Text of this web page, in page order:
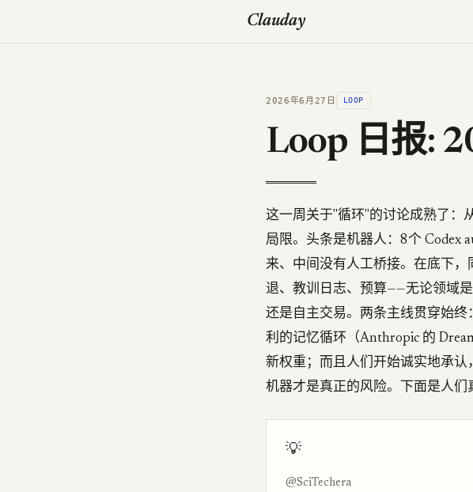
Clauday
2026年6月27日 LOOP
Loop 日报:
这一周关于"循环"的讨论成熟了：
局限。头条是机器人：8个 Codex
来、中间没有人工桥接。在底下
退、教训日志、预算——无论领域
还是自主交易。两条主线贯穿始
利的记忆循环（Anthropic 的
新权重；而且人们开始诚实地承
机器才是真正的风险。下面是人们
💡
@SciTechera